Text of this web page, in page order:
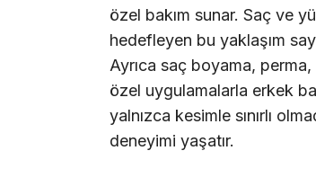
özel bakım sunar. Saç ve
hedefleyen bu yaklaşım
Ayrıca saç boyama,
özel uygulamalarla erkek
yalnızca kesimle sınırlı
deneyimi yaşatır.